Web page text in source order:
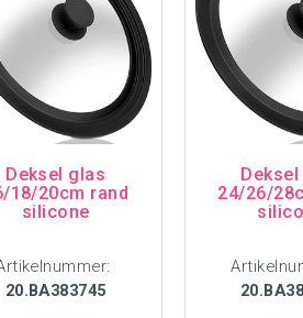
Deksel glas
18/20cm rand
silicone
20.BA383745
24/26/